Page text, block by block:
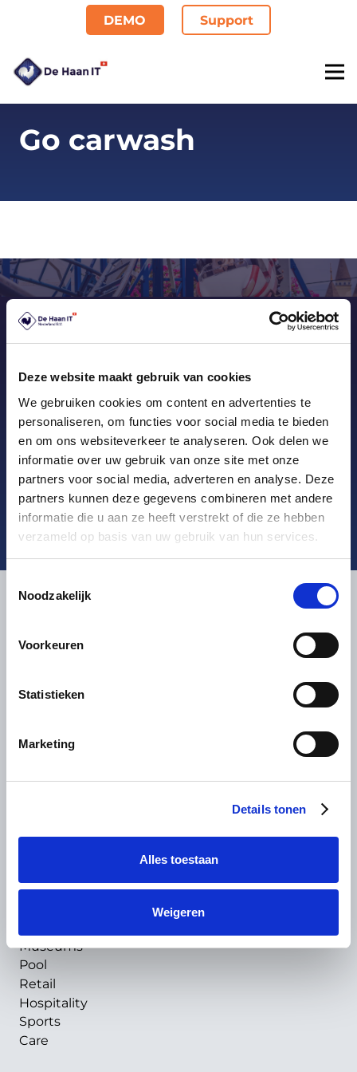
Deze website maakt gebruik van cookies
We gebruiken cookies om content en advertenties te
personaliseren, om functies voor social media te bieden
en om ons websiteverkeer te analyseren. Ook delen we
informatie over uw gebruik van onze site met onze
partners voor social media, adverteren en analyse. Deze
partners kunnen deze gegevens combineren met andere
informatie die u aan ze heeft verstrekt of die ze hebben
verzameld op basis van uw gebruik van hun services.
Noodzakelijk
Voorkeuren
Statistieken
Marketing
Details tonen
Alles toestaan
Weigeren
DEMO Support
Go carwash
Want to know more? Get in
touch
Want to learn more about our complete POS
systems that fit your needs? Please feel free to
contact our specialists. We are happy to discuss
the endless possibilities.
Call: +31 (0)36 – 536 41 69 [24/7
support].
Contact
Manuscriptstraat 2
+31 (0)36 536 41 69
Solutions
Business intelligence
Museums
Pool
Retail
Hospitality
Sports
Care